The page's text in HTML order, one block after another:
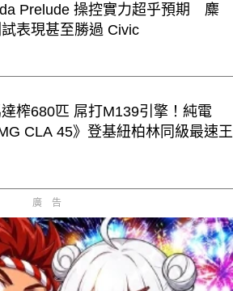
Prelude 操控實力超乎預期 麋
表現甚至勝過 Civic
榨680匹 屌打M139引擎！純電
CLA 45》登基紐柏林同級最速王
廣告